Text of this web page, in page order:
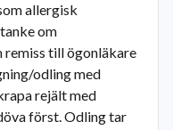
allergisk
om
till ögonläkare
odling med
rejält med
först. Odling tar